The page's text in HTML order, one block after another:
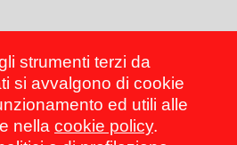
strumenti terzi da
si avvalgono di cookie
ed utili alle
nella cookie policy.